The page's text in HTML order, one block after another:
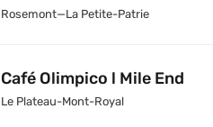
Rosemont—La Petite-Patrie
Café Olimpico l Mile End
Le Plateau-Mont-Royal